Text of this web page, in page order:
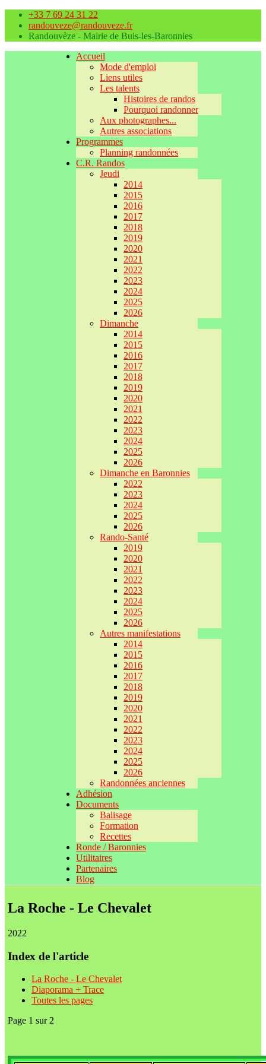
+33 7 69 24 31 22
randouveze@randouveze.fr
Randouvèze - Mairie de Buis-les-Baronnies
Accueil
Mode d'emploi
Liens utiles
Les talents
Histoires de randos
Pourquoi randonner
Aux photographes...
Autres associations
Programmes
Planning randonnées
C.R. Randos
Jeudi
2014
2015
2016
2017
2018
2019
2020
2021
2022
2023
2024
2025
2026
Dimanche
2014
2015
2016
2017
2018
2019
2020
2021
2022
2023
2024
2025
2026
Dimanche en Baronnies
2022
2023
2024
2025
2026
Rando-Santé
2019
2020
2021
2022
2023
2024
2025
2026
Autres manifestations
2014
2015
2016
2017
2018
2019
2020
2021
2022
2023
2024
2025
2026
Randonnées anciennes
Adhésion
Documents
Balisage
Formation
Recettes
Ronde / Baronnies
Utilitaires
Partenaires
Blog
La Roche - Le Chevalet
2022
Index de l'article
La Roche - Le Chevalet
Diaporama + Trace
Toutes les pages
Page 1 sur 2